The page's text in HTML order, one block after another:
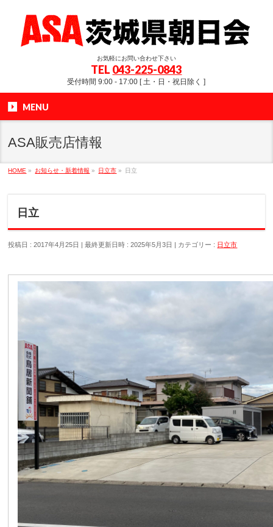
お気軽にお問い合わせ下さい
TEL 043-225-0843
受付時間 9:00 - 17:00 [ 土・日・祝日除く ]
MENU
ASA販売店情報
HOME » お知らせ・新着情報 » 日立市 » 日立
日立
投稿日 : 2017年4月25日 最終更新日時 : 2025年5月3日 カテゴリー : 日立市